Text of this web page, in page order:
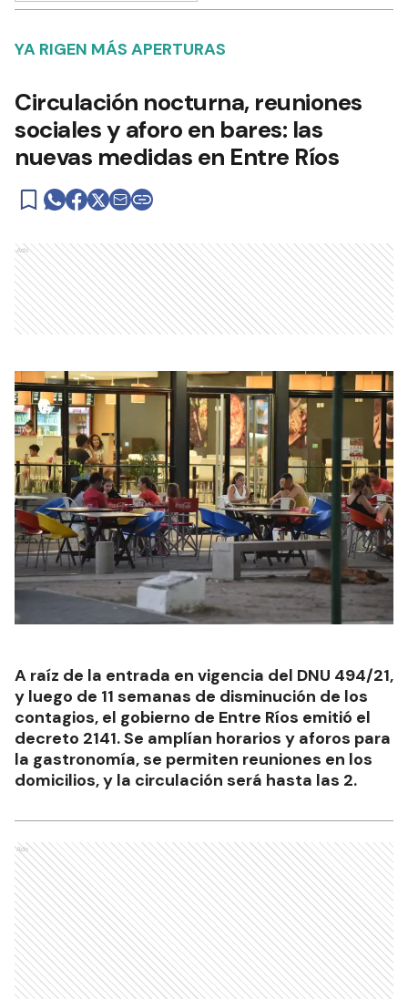
YA RIGEN MÁS APERTURAS
Circulación nocturna, reuniones
sociales y aforo en bares: las
nuevas medidas en Entre Ríos
Ads
A raíz de la entrada en vigencia del DNU 494/21,
y luego de 11 semanas de disminución de los
contagios, el gobierno de Entre Ríos emitió el
decreto 2141. Se amplían horarios y aforos para
la gastronomía, se permiten reuniones en los
domicilios, y la circulación será hasta las 2.
Ads